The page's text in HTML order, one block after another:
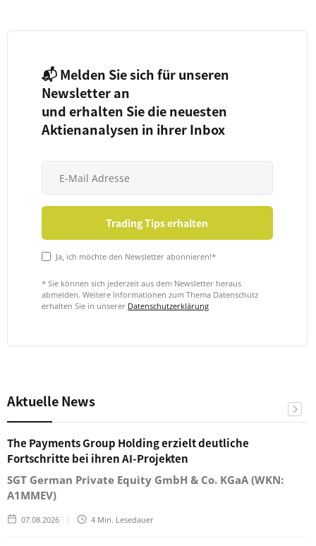
📬 Melden Sie sich für unseren
Newsletter an
und erhalten Sie die neuesten
Aktienanalysen in ihrer Inbox
Ja, ich möchte den Newsletter abonnieren!*
* Sie können sich jederzeit aus dem Newsletter heraus
abmelden. Weitere Informationen zum Thema Datenschutz
erhalten Sie in unserer Datenschutzerklärung
Aktuelle News
The Payments Group Holding erzielt deutliche
Fortschritte bei ihren AI-Projekten
SGT German Private Equity GmbH & Co. KGaA (WKN:
A1MMEV)
07.08.2026 4 Min. Lesedauer